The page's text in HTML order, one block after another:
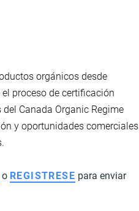
orgánicos desde
proceso de certificación
Canada Organic Regime
y oportunidades comerciales
o REGISTRESE para enviar